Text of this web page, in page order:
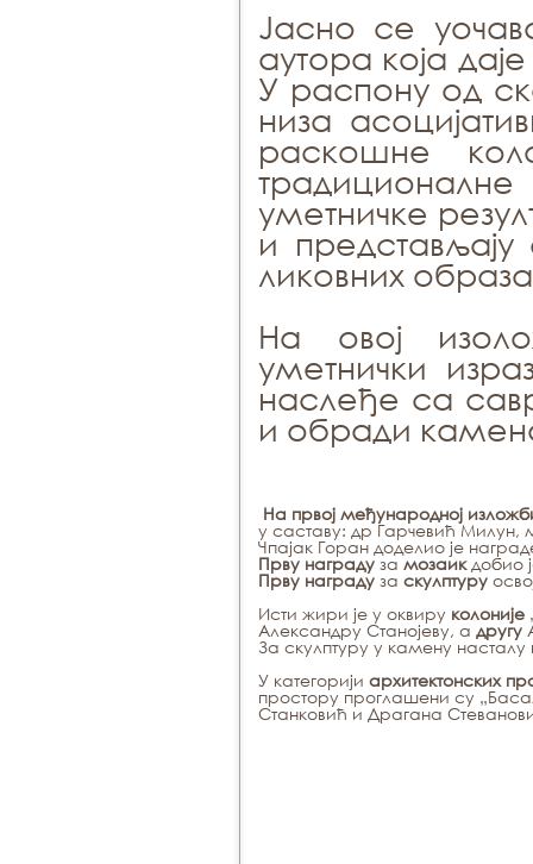
Јасно се
аутора која
У распону од
низа
раскошне
уметничке
и представљају
ликовних
На овој
уметнички
наслеђе са
и обради
На првој међународној
у саставу: др Гарчевић
Чпајак Горан доделио је
Прву наградузамозаикдобио
Прву наградуза скулптуру
Исти жири је у оквиру колоније
Александру Станојеву, а другу
За скулптуру у камену насталу
У категорији архитектонских
простору проглашени су
Станковић и Драгана